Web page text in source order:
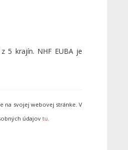
5 krajín. NHF EUBA je
na svojej webovej stránke. V
údajov tu.